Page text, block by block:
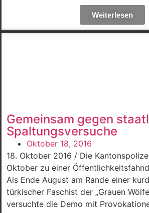
Weiterlesen
Gemeinsam gegen
Spaltungsversuche
Oktober 18, 2016
18. Oktober 2016 / Die
Oktober zu einer
Als Ende August am Rande einer
türkischer Faschist der „Grauen
versuchte die Demo mit